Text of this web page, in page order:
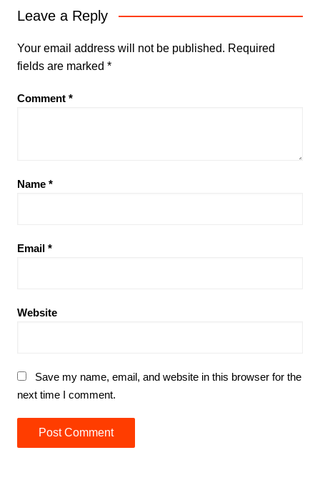
Leave a Reply
Your email address will not be published. Required
fields are marked *
Comment *
Name *
Email *
Website
Save my name, email, and website in this browser for the
next time I comment.